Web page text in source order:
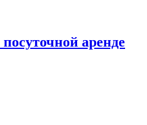
аренде